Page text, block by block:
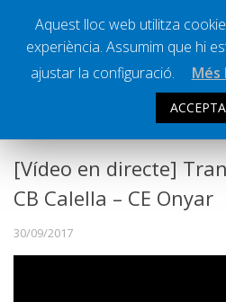
Ràdio
TRANSMISSIONS
[Vídeo en directe]
CB Calella – CE Onyar
30/09/2017
Aquest lloc web utilitza
experiència. Assumim que hi
ajustar la configuració.
Més